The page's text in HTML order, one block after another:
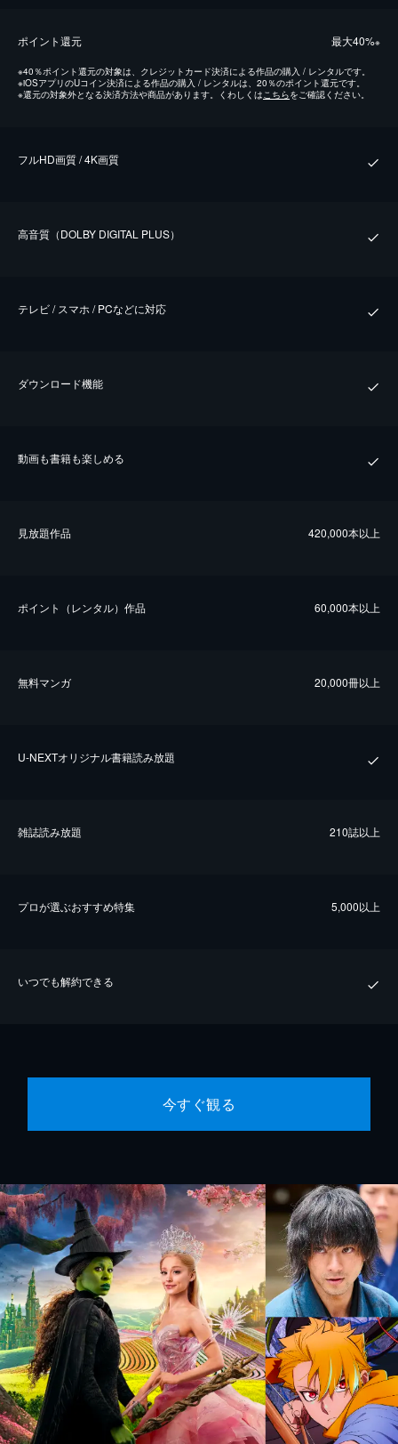
ポイント還元 最⼤40%※
※40％ポイント還元の対象は、クレジットカード決済による作品の購入 / レンタルです。
※iOSアプリのUコイン決済による作品の購入 / レンタルは、20％のポイント還元です。
※還元の対象外となる決済方法や商品があります。くわしくはこちらをご確認ください。
フルHD画質 / 4K画質
⾼⾳質（DOLBY DIGITAL PLUS）
テレビ / スマホ / PCなどに対応
ダウンロード機能
動画も書籍も楽しめる
⾒放題作品 420,000本以上
ポイント（レンタル）作品 60,000本以上
無料マンガ 20,000冊以上
U-NEXTオリジナル書籍読み放題
雑誌読み放題 210誌以上
プロが選ぶおすすめ特集 5,000以上
いつでも解約できる
今すぐ観る